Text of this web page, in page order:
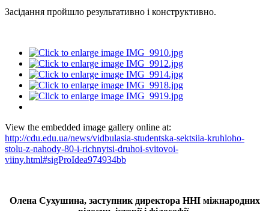
Засідання пройшло результативно і конструктивно.
View the embedded image gallery online at:
http://cdu.edu.ua/news/vidbulasia-studentska-sektsiia-kruhloho-
stolu-z-nahody-80-i-richnytsi-druhoi-svitovoi-
viiny.html#sigProIdea974934bb
Олена Сухушина, заступник директора ННІ міжнародних